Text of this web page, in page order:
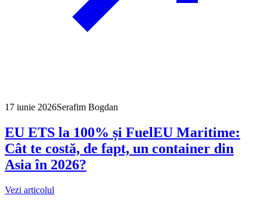
17 iunie 2026Serafim Bogdan
EU ETS la 100% și FuelEU Maritime:
Cât te costă, de fapt, un container din
Asia în 2026?
Vezi articolul